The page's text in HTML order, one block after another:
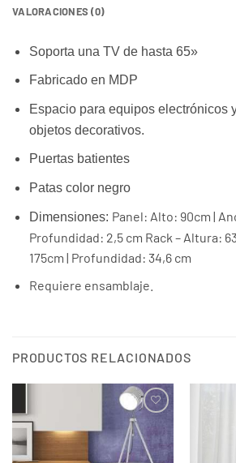
VALORACIONES (0)
Soporta una TV de hasta 65»
Fabricado en MDP
Espacio para equipos electrónicos
objetos decorativos.
Puertas batientes
Patas color negro
Dimensiones: Panel: Alto: 90cm |
Profundidad: 2,5 cm Rack – Altura:
175cm | Profundidad: 34,6 cm
Requiere ensamblaje.
PRODUCTOS RELACIONADOS